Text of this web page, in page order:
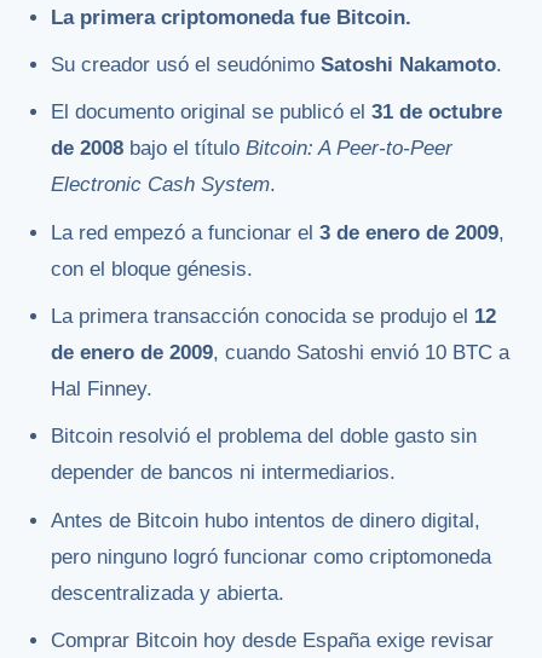
La primera criptomoneda fue Bitcoin.
Su creador usó el seudónimoSatoshi Nakamoto.
El documento original se publicó el31 de octubre
de 2008 bajo el títuloBitcoin: A Peer-to-Peer
Electronic Cash System.
La red empezó a funcionar el3 de enero de 2009,
con el bloque génesis.
La primera transacción conocida se produjo el 12
de enero de 2009, cuando Satoshi envió 10 BTC a
Hal Finney.
Bitcoin resolvió el problema del doble gasto sin
depender de bancos ni intermediarios.
Antes de Bitcoin hubo intentos de dinero digital,
pero ninguno logró funcionar como criptomoneda
descentralizada y abierta.
Comprar Bitcoin hoy desde España exige revisar